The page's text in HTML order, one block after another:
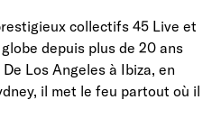
collectifs 45 Live et
depuis plus de 20 ans
Los Angeles à Ibiza, en
il met le feu partout où il